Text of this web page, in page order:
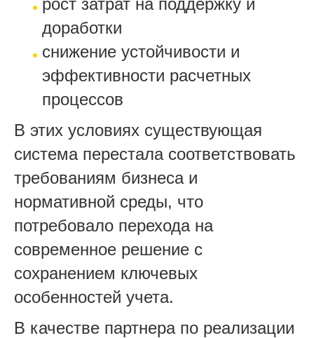
рост затрат на поддержку и
доработки
снижение устойчивости и
эффективности расчетных
процессов
В этих условиях существующая
система перестала соответствовать
требованиям бизнеса и
нормативной среды, что
потребовало перехода на
современное решение с
сохранением ключевых
особенностей учета.
В качестве партнера по реализации